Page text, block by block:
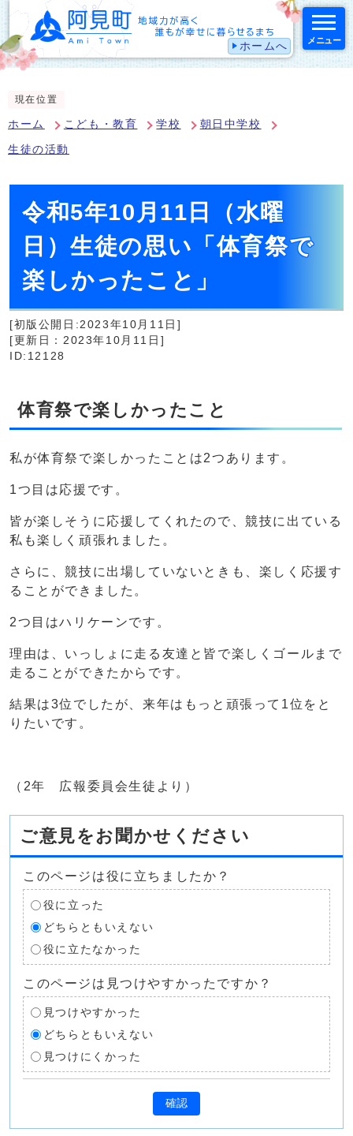
ホームへ メニュー
現在位置
ホーム こども・教育 学校 朝日中学校
生徒の活動
令和5年10月11日（水曜
日）生徒の思い「体育祭で
楽しかったこと」
[初版公開日:2023年10月11日]
[更新日：2023年10月11日]
ID:12128
体育祭で楽しかったこと
私が体育祭で楽しかったことは2つあります。
1つ目は応援です。
皆が楽しそうに応援してくれたので、競技に出ている
私も楽しく頑張れました。
さらに、競技に出場していないときも、楽しく応援す
ることができました。
2つ目はハリケーンです。
理由は、いっしょに走る友達と皆で楽しくゴールまで
走ることができたからです。
結果は3位でしたが、来年はもっと頑張って1位をと
りたいです。
（2年 広報委員会生徒より）
ご意見をお聞かせください
このページは役に立ちましたか？
役に立った
どちらともいえない
役に立たなかった
このページは見つけやすかったですか？
見つけやすかった
どちらともいえない
見つけにくかった
確認